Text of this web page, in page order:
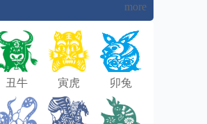
more
丑牛 寅虎 卯兔